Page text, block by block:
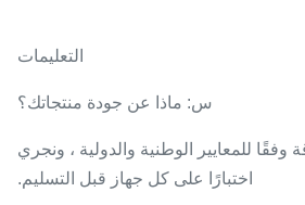
التعليمات
س: ماذا عن جودة منتجاتك؟
وفقًا للمعايير الوطنية والدولية ، ونجري
اختبارًا على كل جهاز قبل التسليم.